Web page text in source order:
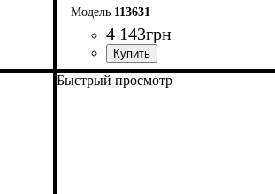
113631
4 143грн
Быстрый просмотр